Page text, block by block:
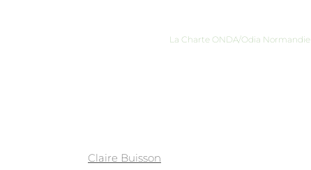
La Charte ONDA/Odia Normandie
Claire Buisson